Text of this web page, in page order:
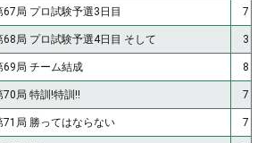
67局 プロ試験予選3日目 7
68局 プロ試験予選4日目 そして 3
69局 チーム結成 8
70局 特訓!特訓!! 7
71局 勝ってはならない 7